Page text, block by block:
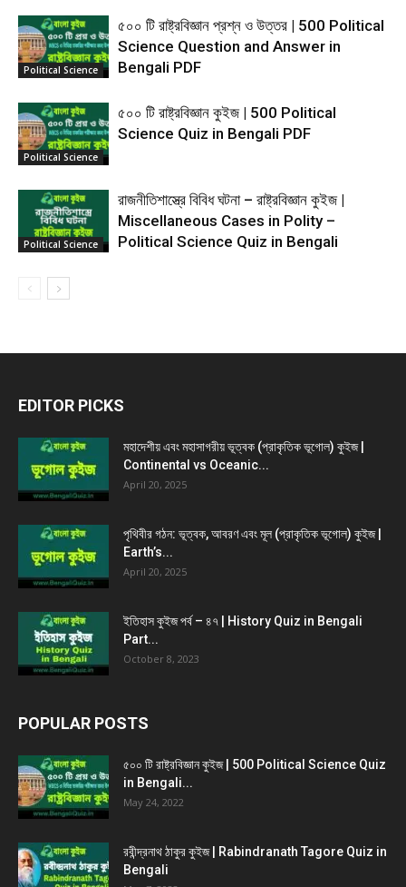
Political Science
৫০০ টি রাষ্ট্রবিজ্ঞান প্রশ্ন ও উত্তর | 500 Political
Science Question and Answer in
Bengali PDF
Political Science
৫০০ টি রাষ্ট্রবিজ্ঞান কুইজ | 500 Political
Science Quiz in Bengali PDF
Political Science
রাজনীতিশাস্ত্রে বিবিধ ঘটনা – রাষ্ট্রবিজ্ঞান কুইজ |
Miscellaneous Cases in Polity –
Political Science Quiz in Bengali
EDITOR PICKS
মহাদেশীয় এবং মহাসাগরীয় ভূত্বক (প্রাকৃতিক ভূগোল) কুইজ |
Continental vs Oceanic...
April 20, 2025
পৃথিবীর গঠন: ভূত্বক, আবরণ এবং মূল (প্রাকৃতিক ভূগোল) কুইজ |
Earth’s...
April 20, 2025
ইতিহাস কুইজ পর্ব – ৪৭ | History Quiz in Bengali
Part...
October 8, 2023
POPULAR POSTS
৫০০ টি রাষ্ট্রবিজ্ঞান কুইজ | 500 Political Science Quiz
in Bengali...
May 24, 2022
রবীন্দ্রনাথ ঠাকুর কুইজ | Rabindranath Tagore Quiz in
Bengali